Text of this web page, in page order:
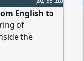
English to
of
the